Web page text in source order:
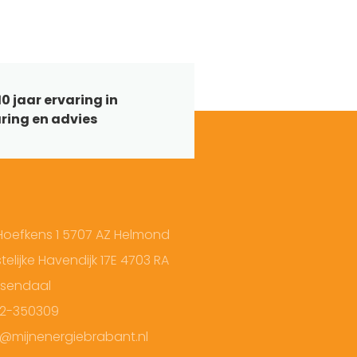
jaar ervaring in
en advies
1 5707 AZ Helmond
Havendijk 17E 4703 RA
350309